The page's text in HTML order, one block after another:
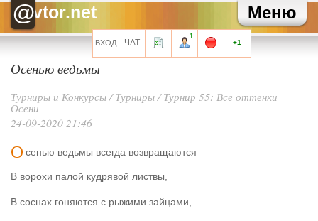
Меню
@vtor.net
Зайка
Как там твоя карьера?
Зайка
Хаммер, привет!
Хелла Черноушева
И трехведерная клизма для профилактики
Художнику тоже иногда нужен окулист...
ВХОД ЧАТ
1
+1
Осенью ведьмы
Турниры и Конкурсы/Турниры/Турнир 55: Все оттенки
Осени
24-09-2020 21:46
О сенью ведьмы всегда возвращаются
В ворохи палой кудрявой листвы,
В соснах гоняются с рыжими зайцами,